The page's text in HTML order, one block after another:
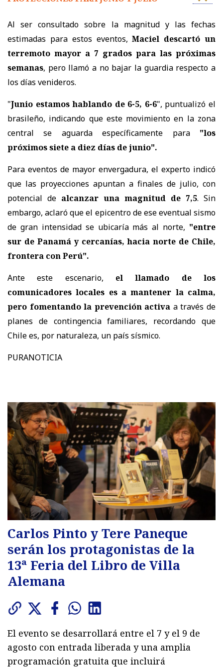
Al ser consultado sobre la magnitud y las fechas
estimadas para estos eventos,Maciel descartó un
terremoto mayor a 7 grados para las próximas
semanas, pero llamó a no bajar la guardia respecto a
los días venideros.
"Junio estamos hablando de 6-5, 6-6", puntualizó el
brasileño, indicando que este movimiento en la zona
central se aguarda específicamente para "los
próximos siete a diez días de junio".
Para eventos de mayor envergadura, el experto indicó
que las proyecciones apuntan a finales de julio, con
potencial de alcanzar una magnitud de 7,5. Sin
embargo, aclaró que el epicentro de ese eventual sismo
de gran intensidad se ubicaría más al norte, "entre
sur de Panamá y cercanías, hacia norte de Chile,
frontera con Perú".
Ante este escenario, el llamado de los
comunicadores locales es a mantener la calma,
pero fomentando la prevención activa a través de
planes de contingencia familiares, recordando que
Chile es, por naturaleza, un país sísmico.
PURANOTICIA
Carlos Pinto y Tere Paneque
serán los protagonistas de la
13ª Feria del Libro de Villa
Alemana
El evento se desarrollará entre el 7 y el 9 de
agosto con entrada liberada y una amplia
programación gratuita que incluirá